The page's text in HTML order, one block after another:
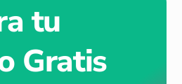
tu
Gratis